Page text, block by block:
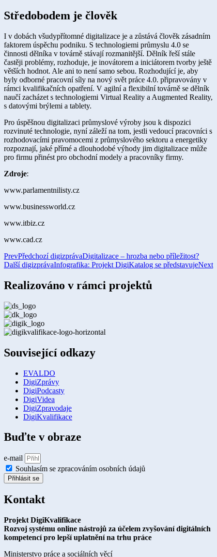
Středobod​em je člověk
I v dobách všudypřítomné digitalizace je a zůstává člověk zásadním
faktorem úspěchu podniku. S technologiemi průmyslu 4.0 se
činnosti dělníka v továrně stávají rozmanitější. Dělník řeší stále
častěji problémy, rozhoduje, je inovátorem a iniciátorem tvorby ještě
větších hodnot. Ale ani to není samo sebou. Rozhodující je, aby
byly odborné pracovní síly na nový svět práce 4.0. připravovány v
rámci kvalifikačních opatření. V agilní a flexibilní továrně se dělník
naučí zacházet s technologiemi Virtual Reality a Augmented Reality,
s datovými brýlemi a tablety.
Pro úspěšnou digitalizaci průmyslové výroby jsou k dispozici
rozvinuté technologie, nyní záleží na tom, jestli vedoucí pracovníci s
rozhodovacími pravomocemi z průmyslového sektoru a energetiky
rozpoznají, jaké přímé a dlouhodobé výhody jim digitalizace může
pro firmu přinést pro obchodní modely a pracovníky firmy.
Zdroje:
www.parlamentnilisty.cz
www.businessworld.cz
www.itbiz.cz
www.cad.cz​
PrevPředchozí digizprávaDigitalizace – hrozba nebo příležitost?
Další digizprávaInfografika: Projekt DigiKatalog se představujeNext
Realizováno v rámci projektů
Související odkazy
EVALDO
DigiZprávy
DigiPodcasty
DigiVidea
DigiZpravodaje
DigiKvalifikace
Buďte v obraze
e-mail
Souhlasím se zpracováním osobních údajů
Přihlásit se
Kontakt
Projekt DigiKvalifikace
Rozvoj systému online nástrojů za účelem zvyšování digitálních
kompetencí pro lepší uplatnění na trhu práce
Ministerstvo práce a sociálních věcí